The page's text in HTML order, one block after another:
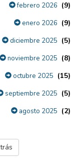
febrero 2026 (9)
enero 2026 (9)
diciembre 2025 (5)
noviembre 2025 (8)
octubre 2025 (15)
septiembre 2025 (5)
agosto 2025 (2)